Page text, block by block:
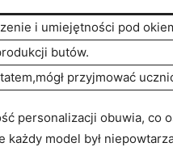
i umiejętności pod⁣
butów.
⁤przyjmować
personalizacji ⁣obuwia, ⁢co
model był